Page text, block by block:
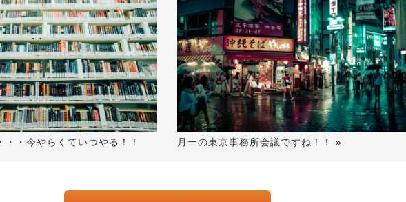
・今やらくていつやる！！ 月一の東京事務所会議ですね！！ »